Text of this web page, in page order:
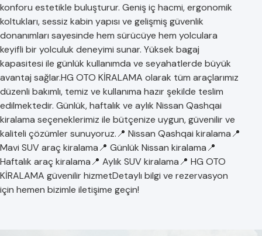
konforu estetikle buluşturur. Geniş iç hacmi, ergonomik
koltukları, sessiz kabin yapısı ve gelişmiş güvenlik
donanımları sayesinde hem sürücüye hem yolculara
keyifli bir yolculuk deneyimi sunar. Yüksek bagaj
kapasitesi ile günlük kullanımda ve seyahatlerde büyük
avantaj sağlar.HG OTO KİRALAMA olarak tüm araçlarımız
düzenli bakımlı, temiz ve kullanıma hazır şekilde teslim
edilmektedir. Günlük, haftalık ve aylık Nissan Qashqai
kiralama seçeneklerimiz ile bütçenize uygun, güvenilir ve
kaliteli çözümler sunuyoruz.📍 Nissan Qashqai kiralama📍
Mavi SUV araç kiralama📍 Günlük Nissan kiralama📍
Haftalık araç kiralama📍 Aylık SUV kiralama📍 HG OTO
KİRALAMA güvenilir hizmetDetaylı bilgi ve rezervasyon
için hemen bizimle iletişime geçin!